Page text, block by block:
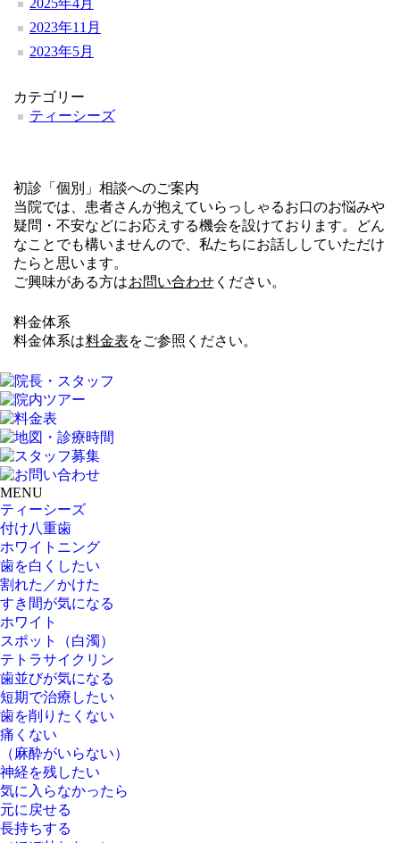
2023年11月
2023年5月
カテゴリー
ティーシーズ
初診「個別」相談へのご案内
当院では、患者さんが抱えていらっしゃるお口のお悩みや
疑問・不安などにお応えする機会を設けております。どん
なことでも構いませんので、私たちにお話ししていただけ
たらと思います。
ご興味がある方はお問い合わせ ください。
料金体系
料金体系は料金表をご参照ください。
MENU
ティーシーズ
付け八重歯
ホワイトニング
歯を白くしたい
割れた／かけた
すき間が気になる
ホワイト
スポット（白濁）
テトラサイクリン
歯並びが気になる
短期で治療したい
歯を削りたくない
痛くない
（麻酔がいらない）
神経を残したい
気に入らなかったら
元に戻せる
長持ちする